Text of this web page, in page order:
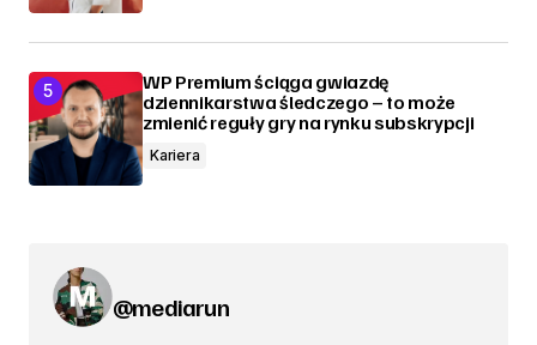
WP Premium ściąga gwiazdę
dziennikarstwa śledczego – to może
zmienić reguły gry na rynku subskrypcji
Kariera
@mediarun